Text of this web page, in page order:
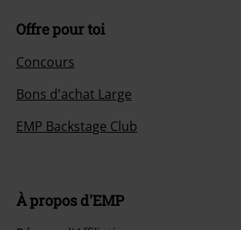
Offre pour toi
Concours
Bons d'achat Large
EMP Backstage Club
À propos d'EMP